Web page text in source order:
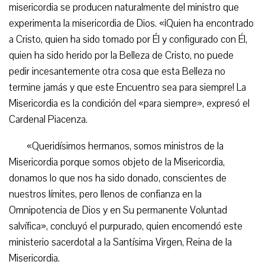
misericordia se producen naturalmente del ministro que
experimenta la misericordia de Dios. «¡Quien ha encontrado
a Cristo, quien ha sido tomado por Él y configurado con Él,
quien ha sido herido por la Belleza de Cristo, no puede
pedir incesantemente otra cosa que esta Belleza no
termine jamás y que este Encuentro sea para siempre! La
Misericordia es la condición del «para siempre», expresó el
Cardenal Piacenza.
«Queridísimos hermanos, somos ministros de la
Misericordia porque somos objeto de la Misericordia,
donamos lo que nos ha sido donado, conscientes de
nuestros límites, pero llenos de confianza en la
Omnipotencia de Dios y en Su permanente Voluntad
salvífica», concluyó el purpurado, quien encomendó este
ministerio sacerdotal a la Santísima Virgen, Reina de la
Misericordia.